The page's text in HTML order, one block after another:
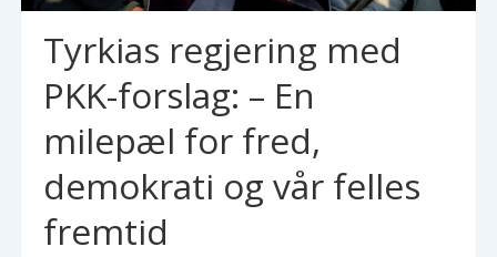
Tyrkias regjering med
PKK-forslag: – En
milepæl for fred,
demokrati og vår felles
fremtid